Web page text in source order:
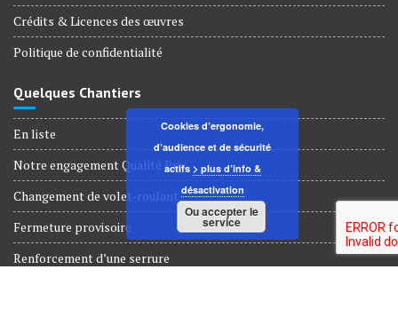
Crédits & Licences des œuvres
Politique de confidentialité
Quelques Chantiers
En liste
Notre engagement Qualité Prix
Changement de volet-roulant
Fermeture provisoire
Renforcement d’une serrure
Cookies d’ergonomie,
d’audience et de sécurité
actifs > plus d’info &
désactivation
Ou accepter le
service